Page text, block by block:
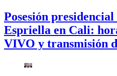
Posesión
Espriella en Cali:
VIVO y transmisión